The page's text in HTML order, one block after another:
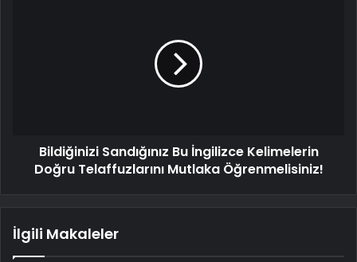
Bildiğinizi Sandığınız Bu İngilizce Kelimelerin
Doğru Telaffuzlarını Mutlaka Öğrenmelisiniz!
İlgili Makaleler